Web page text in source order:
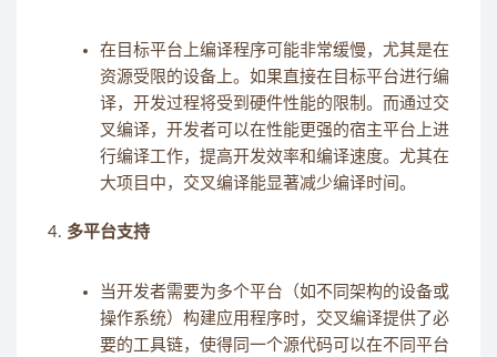
在目标平台上编译程序可能非常缓慢，尤其是在
资源受限的设备上。如果直接在目标平台进行编
译，开发过程将受到硬件性能的限制。而通过交
叉编译，开发者可以在性能更强的宿主平台上进
行编译工作，提高开发效率和编译速度。尤其在
大项目中，交叉编译能显著减少编译时间。
多平台支持
当开发者需要为多个平台（如不同架构的设备或
操作系统）构建应用程序时，交叉编译提供了必
要的工具链，使得同一个源代码可以在不同平台